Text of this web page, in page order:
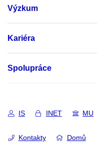
Výzkum
Kariéra
Spolupráce
IS INET MU
Kontakty Domů